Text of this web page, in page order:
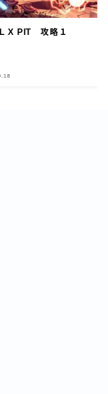
X PIT 攻略１